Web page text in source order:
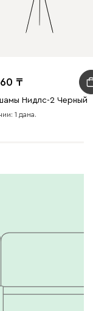
Нидлс-2 Черный
1 дана.